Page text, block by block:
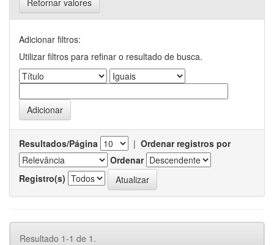
Retornar valores
Adicionar filtros:
Utilizar filtros para refinar o resultado de busca.
Resultados/Página | Ordenar registros por
Ordenar
Registro(s)
Resultado 1-1 de 1.